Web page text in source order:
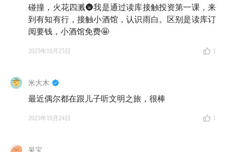
理清生活备用金，看起来只是管理好了一笔钱，但它能
让我们在遇到突发情况时，不用被迫卖出手里的资产；
也为自己存下了一笔能够从容应对生活的底气。去试试
看，希望你喜欢。
（市场有风险，投资需谨慎。基金的过往业绩并不预示
其未来表现，基金管理人管理的其他基金的业绩并不构
成基金业绩表现的保证。请全面了解投资产品风险收益
特征，结合自身风险承受能力和投资需求，审慎做出投
碰撞，火花四溅🌚我是通过读库接触投资第一课，来
到有知有行，接触小酒馆，认识雨白。区别是读库订
阅要钱，小酒馆免费🤩
2025年10月25日 1
米大木
最近偶尔都在跟儿子听文明之旅，很棒
2025年10月24日 1
呆宝